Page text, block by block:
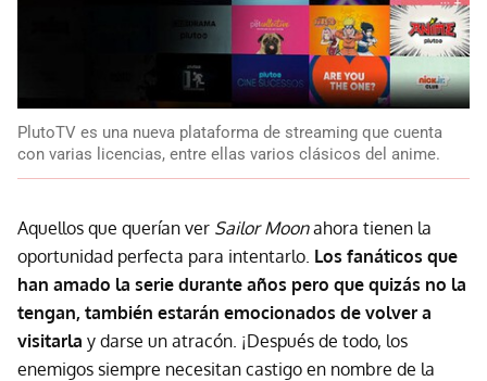
PlutoTV es una nueva plataforma de streaming que cuenta
con varias licencias, entre ellas varios clásicos del anime.
Aquellos que querían ver Sailor Moonahora tienen la
oportunidad perfecta para intentarlo. Los fanáticos que
han amado la serie durante años pero que quizás no la
tengan, también estarán emocionados de volver a
visitarla y darse un atracón. ¡Después de todo, los
enemigos siempre necesitan castigo en nombre de la